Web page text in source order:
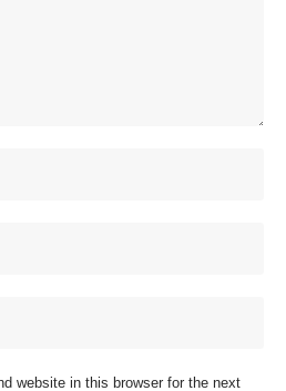
website in this browser for the next